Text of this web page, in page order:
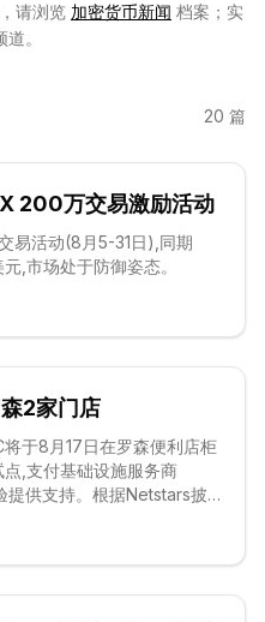
请浏览 加密货币新闻 档案；实
道。
20 篇
200万交易激励活动
易活动(8月5-31日),同期
,市场处于防御姿态。
2家门店
于8月17日在罗森便利店柜
,支付基础设施服务商
供支持。根据Netstars披
。Netstars计划将其面向
现有POS收银机对接,使工
结账速度、操作流程和结